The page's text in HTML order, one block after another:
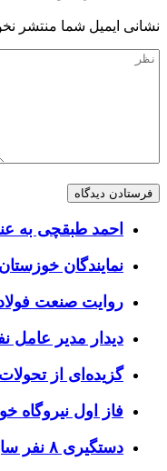
نشانی ایمیل شما منتشر
احمد طبقچی به
نمایندگان خوزستان و معمای
روایت صنعت
دیدار مدیر عامل
گزیده‌ای از
فاز اول نیروگاه
دستگیری ۸ نفر سارق در طرح پاکسازی محلات و کشف ۱۷ فقره سرقت